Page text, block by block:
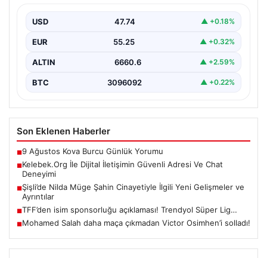
sağlaması büyük bir önem barındırmaktadır.
Günümüzde birçok…
USD 47.74 ▲ +0.18%
EUR 55.25 ▲ +0.32%
ALTIN 6660.6 ▲ +2.59%
BTC 3096092 ▲ +0.22%
Son Eklenen Haberler
■9 Ağustos Kova Burcu Günlük Yorumu
■Kelebek.Org İle Dijital İletişimin Güvenli Adresi Ve Chat
Deneyimi
■Şişli’de Nilda Müge Şahin Cinayetiyle İlgili Yeni Gelişmeler ve
Ayrıntılar
■TFF’den isim sponsorluğu açıklaması! Trendyol Süper Lig…
■Mohamed Salah daha maça çıkmadan Victor Osimhen’i solladı!